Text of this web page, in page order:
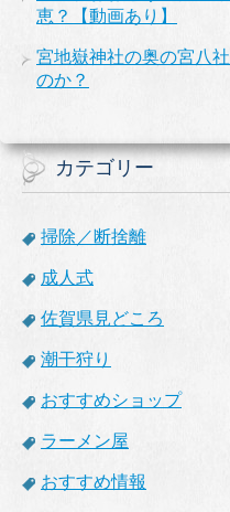
恵？【動画あり】
宮地嶽神社の奥の宮八
のか？
カテゴリー
掃除／断捨離
成人式
佐賀県見どころ
潮干狩り
おすすめショップ
ラーメン屋
おすすめ情報